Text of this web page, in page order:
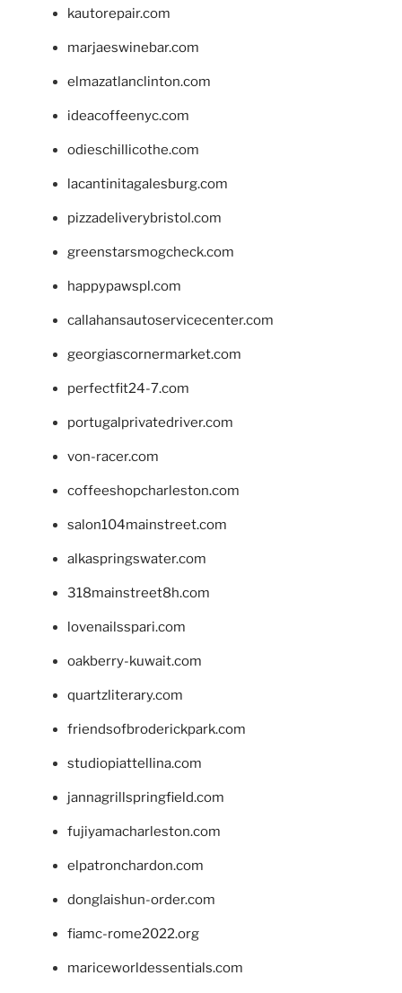
kautorepair.com
marjaeswinebar.com
elmazatlanclinton.com
ideacoffeenyc.com
odieschillicothe.com
lacantinitagalesburg.com
pizzadeliverybristol.com
greenstarsmogcheck.com
happypawspl.com
callahansautoservicecenter.com
georgiascornermarket.com
perfectfit24-7.com
portugalprivatedriver.com
von-racer.com
coffeeshopcharleston.com
salon104mainstreet.com
alkaspringswater.com
318mainstreet8h.com
lovenailsspari.com
oakberry-kuwait.com
quartzliterary.com
friendsofbroderickpark.com
studiopiattellina.com
jannagrillspringfield.com
fujiyamacharleston.com
elpatronchardon.com
donglaishun-order.com
fiamc-rome2022.org
mariceworldessentials.com